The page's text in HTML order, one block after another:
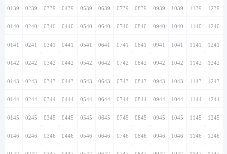
0139 0239 0339 0439 0539 0639 0739 0839 0939 1039 1139 1239
0140 0240 0340 0440 0540 0640 0740 0840 0940 1040 1140 1240
0141 0241 0341 0441 0541 0641 0741 0841 0941 1041 1141 1241
0142 0242 0342 0442 0542 0642 0742 0842 0942 1042 1142 1242
0143 0243 0343 0443 0543 0643 0743 0843 0943 1043 1143 1243
0144 0244 0344 0444 0544 0644 0744 0844 0944 1044 1144 1244
0145 0245 0345 0445 0545 0645 0745 0845 0945 1045 1145 1245
0146 0246 0346 0446 0546 0646 0746 0846 0946 1046 1146 1246